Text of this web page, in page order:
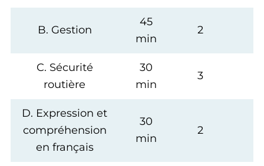
B. Gestion
45
min
2
C. Sécurité
routière
30
min
3
D. Expression et
compréhension
en français
30
min
2